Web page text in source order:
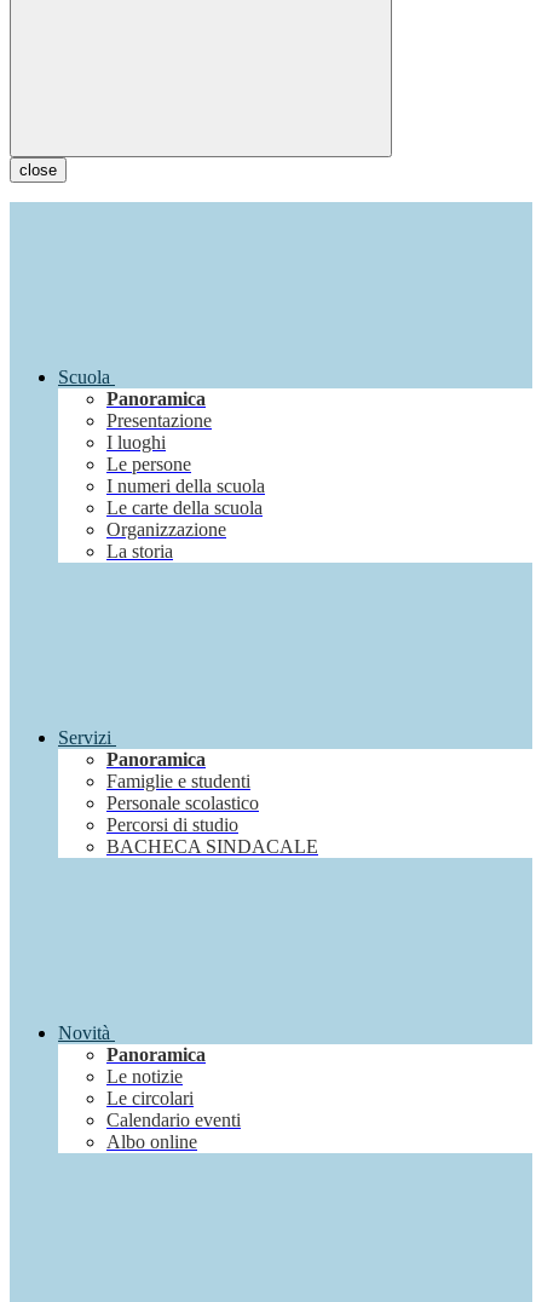
close
Scuola
Panoramica
Presentazione
I luoghi
Le persone
I numeri della scuola
Le carte della scuola
Organizzazione
La storia
Servizi
Panoramica
Famiglie e studenti
Personale scolastico
Percorsi di studio
BACHECA SINDACALE
Novità
Panoramica
Le notizie
Le circolari
Calendario eventi
Albo online